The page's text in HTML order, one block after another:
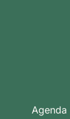
Agenda